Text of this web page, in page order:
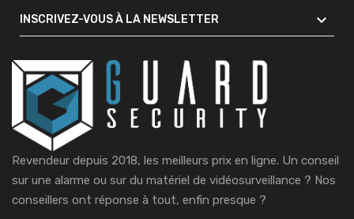
INSCRIVEZ-VOUS À LA NEWSLETTER 
Revendeur depuis 2018, les meilleurs prix en ligne. Un conseil
sur une alarme ou sur du matériel de vidéosurveillance ? Nos
conseillers ont réponse à tout, enfin presque ?